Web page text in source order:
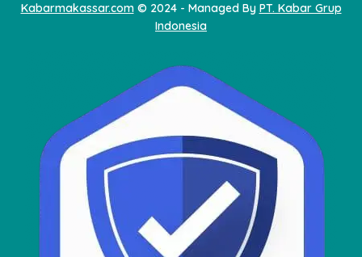
Kabarmakassar.com© 2024 - Managed By PT. Kabar Grup
Indonesia